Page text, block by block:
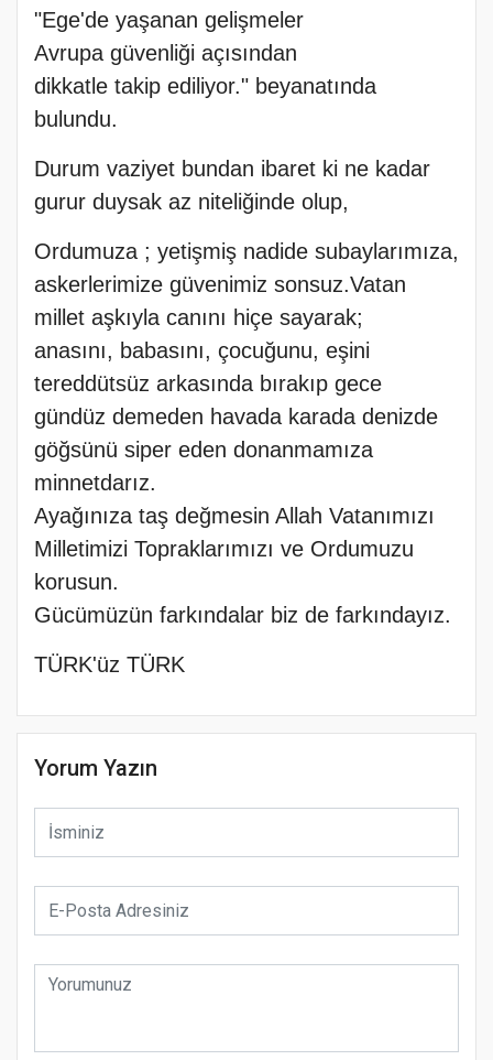
"Ege'de yaşanan gelişmeler
Avrupa güvenliği açısından
dikkatle takip ediliyor." beyanatında
bulundu.
Durum vaziyet bundan ibaret ki ne kadar
gurur duysak az niteliğinde olup,
Ordumuza ; yetişmiş nadide subaylarımıza,
askerlerimize güvenimiz sonsuz.Vatan
millet aşkıyla canını hiçe sayarak;
anasını, babasını, çocuğunu, eşini
tereddütsüz arkasında bırakıp gece
gündüz demeden havada karada denizde
göğsünü siper eden donanmamıza
minnetdarız.
Ayağınıza taş değmesin Allah Vatanımızı
Milletimizi Topraklarımızı ve Ordumuzu
korusun.
Gücümüzün farkındalar biz de farkındayız.
TÜRK'üz TÜRK
Yorum Yazın